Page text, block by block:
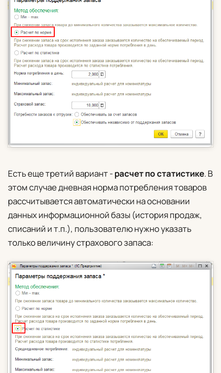
Есть еще третий вариант -расчет по статистике. В
этом случае дневная норма потребления товаров
рассчитывается автоматически на основании
данных информационной базы (история продаж,
списаний и т.п.), пользователю нужно указать
только величину страхового запаса: